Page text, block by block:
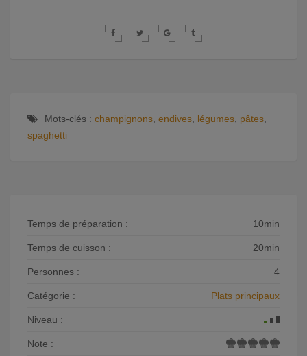
Mots-clés : champignons endives légumes pâtes
spaghetti
Temps de préparation : 10min
Temps de cuisson : 20min
Personnes : 4
Catégorie : Plats principaux
Niveau :
Note :